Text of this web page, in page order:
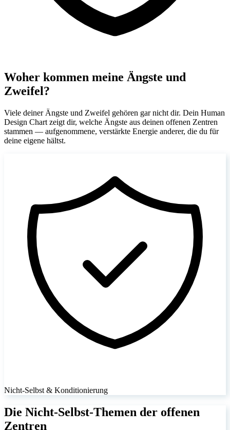
Woher kommen meine Ängste und
Zweifel?
Viele deiner Ängste und Zweifel gehören gar nicht dir. Dein Human
Design Chart zeigt dir, welche Ängste aus deinen offenen Zentren
stammen — aufgenommene, verstärkte Energie anderer, die du für
deine eigene hältst.
Nicht-Selbst & Konditionierung
Die Nicht-Selbst-Themen der offenen
Zentren